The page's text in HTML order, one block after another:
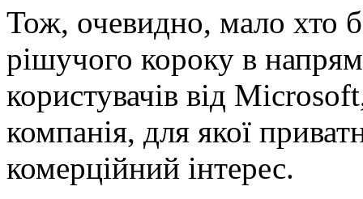
Тож, очевидно, мало хто б
рішучого короку в
користувачів від
компанія, для якої
комерційний інтерес.